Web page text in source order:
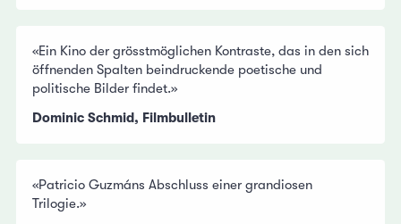
«Ein Kino der grösstmöglichen Kontraste, das in den sich
öffnenden Spalten beindruckende poetische und
politische Bilder findet.»
Dominic Schmid, Filmbulletin
«Patricio Guzmáns Abschluss einer grandiosen
Trilogie.»